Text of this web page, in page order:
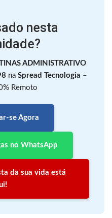
nesta
ADMINISTRATIVO
na Spread Tecnologia –
Remoto
se Agora
no WhatsApp
da sua vida está